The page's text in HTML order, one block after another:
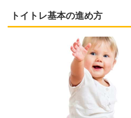
トイトレ基本の進め方